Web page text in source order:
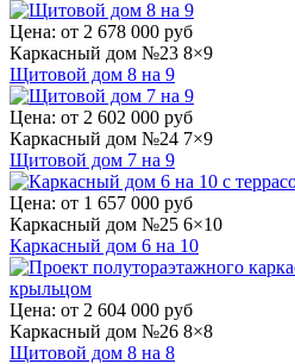
Цена: от 2 678 000 руб
Каркасный дом №23 8×9
Щитовой дом 8 на 9
Цена: от 2 602 000 руб
Каркасный дом №24 7×9
Щитовой дом 7 на 9
Цена: от 1 657 000 руб
Каркасный дом №25 6×10
Каркасный дом 6 на 10
Цена: от 2 604 000 руб
Каркасный дом №26 8×8
Щитовой дом 8 на 8